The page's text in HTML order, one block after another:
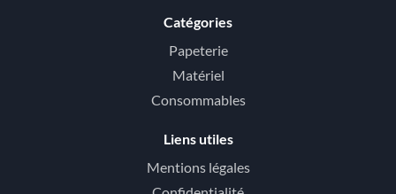
Catégories
Papeterie
Matériel
Consommables
Liens utiles
Mentions légales